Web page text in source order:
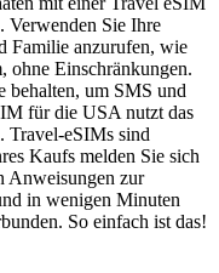
Sie Ihre
Familie anzurufen, wie
ohne Einschränkungen.
behalten, um SMS und
für die USA nutzt das
Travel-eSIMs sind
Kaufs melden Sie sich
Anweisungen zur
in wenigen Minuten
So einfach ist das!